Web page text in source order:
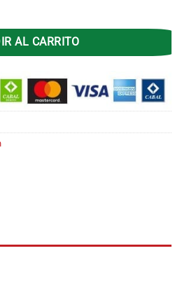
Plástico 3 Velocidades cantidad
AL CARRITO